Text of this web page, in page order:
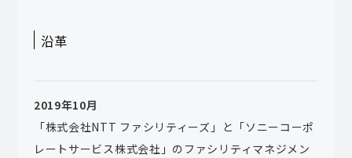
沿革
2019年10月
「株式会社NTT ファシリティーズ」と「ソニーコーポ
レートサービス株式会社」のファシリティマネジメン